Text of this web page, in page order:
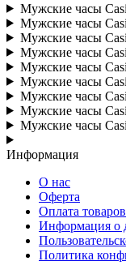
Мужские часы
Мужские часы
Мужские часы
Мужские часы
Мужские часы
Мужские часы
Мужские часы
Мужские часы
Мужские часы
Информация
О нас
Оферта
Оплата товаров
Информация о
Политика